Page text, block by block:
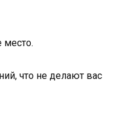
место.
что не делают вас